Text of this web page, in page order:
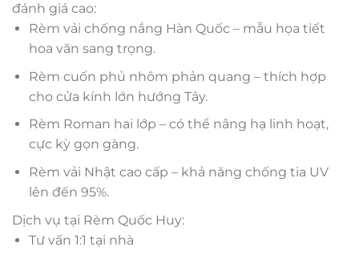
đánh giá cao:
Rèm vải chống nắng Hàn Quốc – mẫu họa tiết
hoa văn sang trọng.
Rèm cuốn phủ nhôm phản quang – thích hợp
cho cửa kính lớn hướng Tây.
Rèm Roman hai lớp – có thể nâng hạ linh hoạt,
cực kỳ gọn gàng.
Rèm vải Nhật cao cấp – khả năng chống tia UV
lên đến 95%.
Dịch vụ tại Rèm Quốc Huy:
Tư vấn 1:1 tại nhà